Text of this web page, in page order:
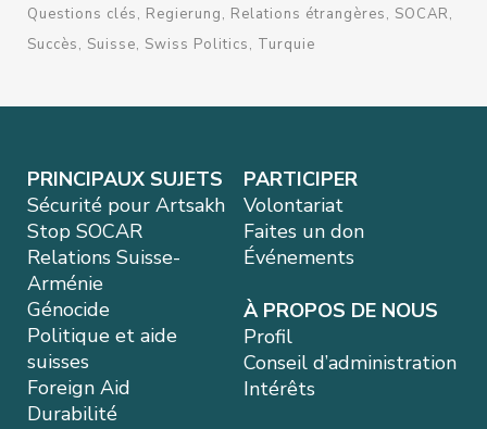
Questions clés
Regierung Relations étrangères
SOCAR
Succès
Suisse Swiss Politics Turquie
PRINCIPAUX SUJETS
Sécurité pour Artsakh
Stop SOCAR
Relations Suisse-
Arménie
Génocide
Politique et aide
suisses
Foreign Aid
Durabilité
PARTICIPER
Volontariat
Faites un don
Événements
À PROPOS DE NOUS
Profil
Conseil d’administration
Intérêts